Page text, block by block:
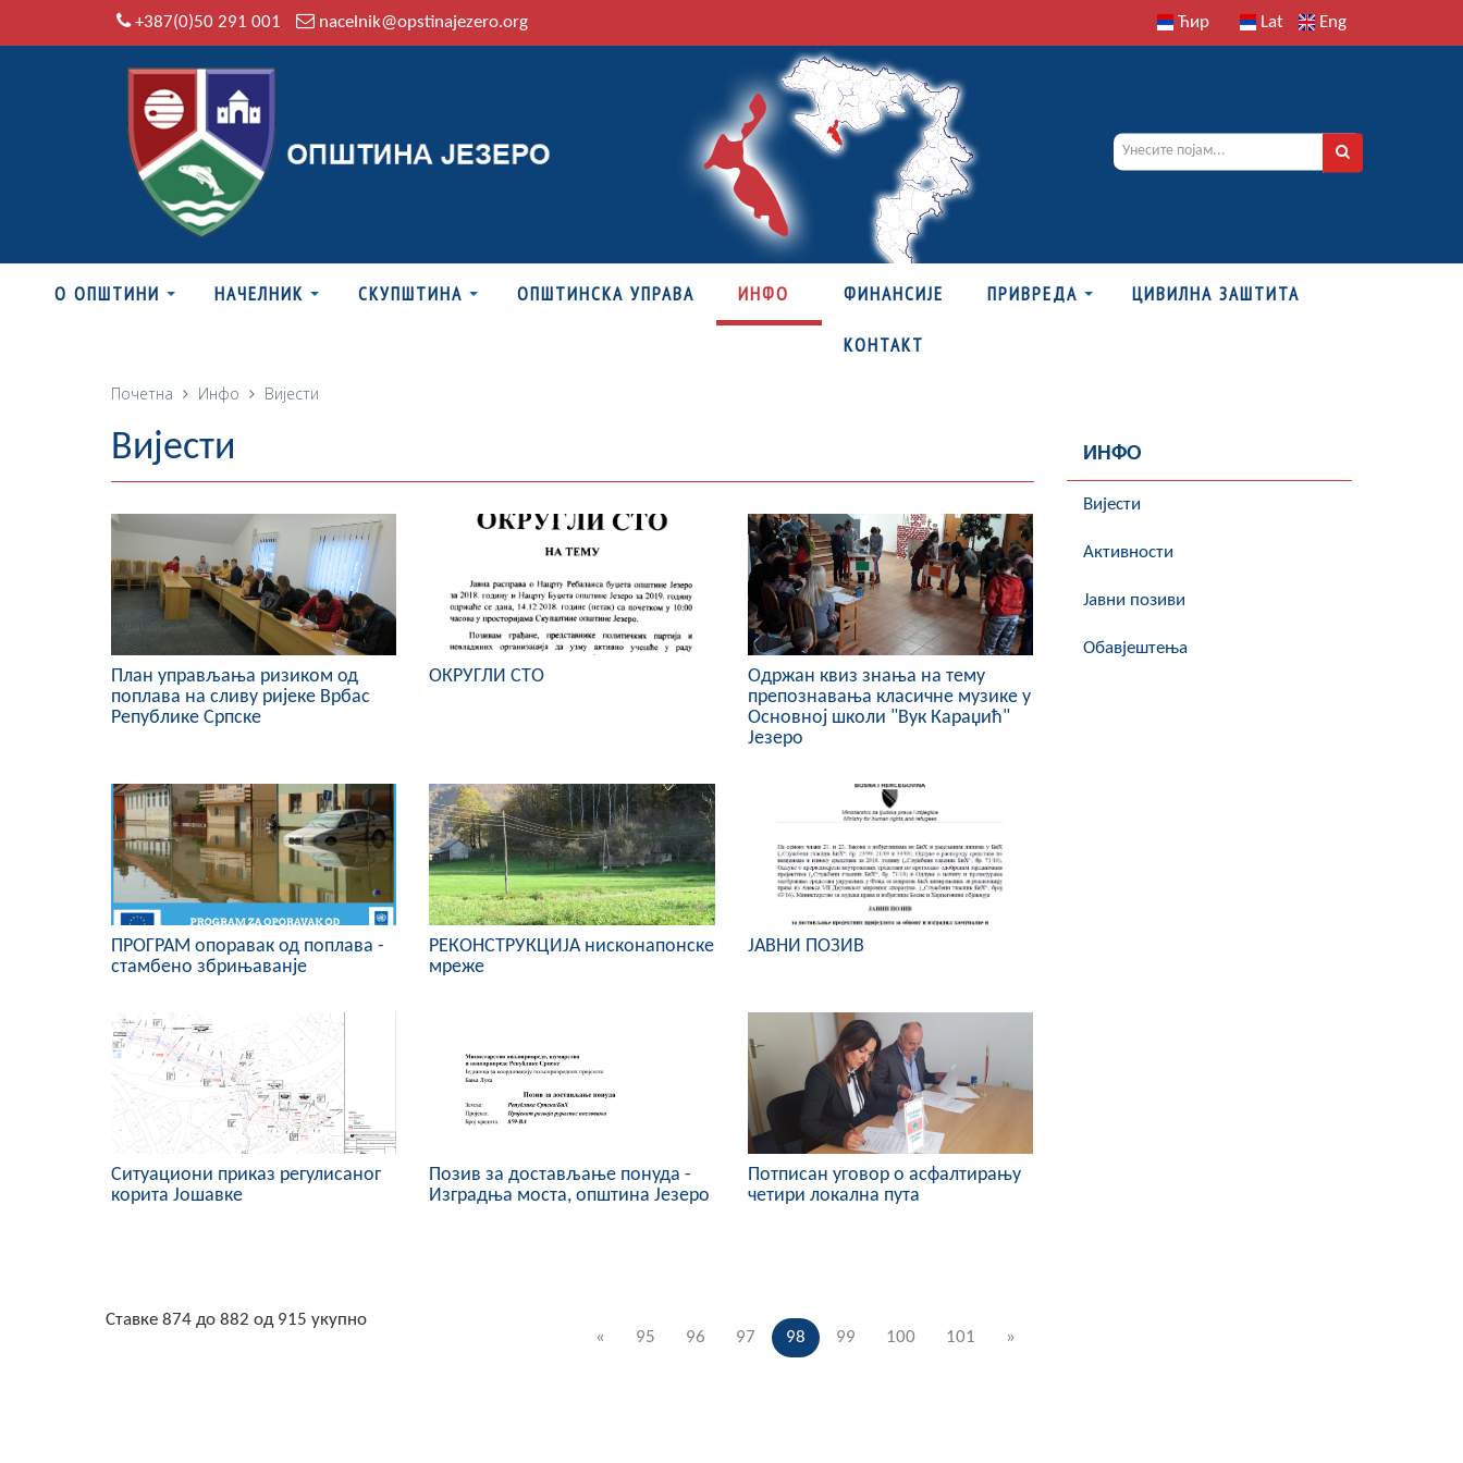
+387(0)50 291 001 nacelnik@opstinajezero.org Ћир Lat Eng
О ОПШТИНИ НАЧЕЛНИК СКУПШТИНА ОПШТИНСКА УПРАВА ИНФО ФИНАНСИЈЕ ПРИВРЕДА ЦИВИЛНА ЗАШТИТА
КОНТАКТ
Почетна Инфо Вијести
Вијести
План управљања ризиком од
поплава на сливу ријеке Врбас
Републике Српске
ОКРУГЛИ СТО
Одржан квиз знања на тему
препознавања класичне музике у
Основној школи "Вук Караџић"
Језеро
ПРОГРАМ опоравак од поплава -
стамбено збрињаванје
РЕКОНСТРУКЦИЈА нисконапонске
мреже
ЈАВНИ ПОЗИВ
Ситуациони приказ регулисаног
корита Јошавке
Позив за достављање понуда -
Изградња моста, општина Језеро
Потписан уговор о асфалтирању
четири локална пута
« 95 96 97 98 99 100 101 »
Ставке 874 до 882 од 915 укупно
ИНФО
Вијести
Активности
Јавни позиви
Обавјештења